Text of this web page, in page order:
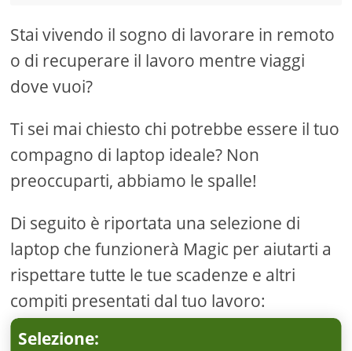
Stai vivendo il sogno di lavorare in remoto
o di recuperare il lavoro mentre viaggi
dove vuoi?
Ti sei mai chiesto chi potrebbe essere il tuo
compagno di laptop ideale? Non
preoccuparti, abbiamo le spalle!
Di seguito è riportata una selezione di
laptop che funzionerà Magic per aiutarti a
rispettare tutte le tue scadenze e altri
compiti presentati dal tuo lavoro:
Selezione: